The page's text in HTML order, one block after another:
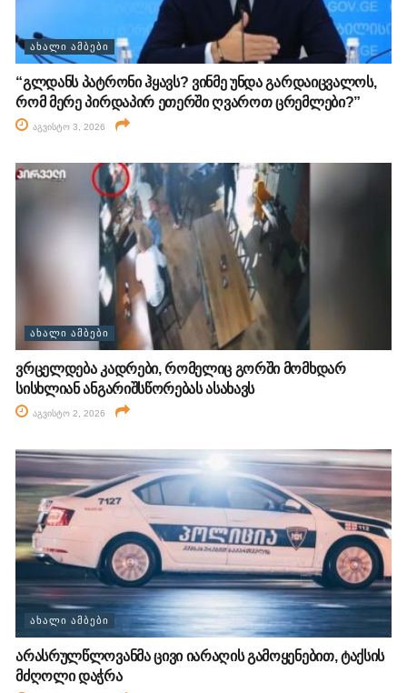
ᲐᲮᲐᲚᲘ ᲐᲛᲑᲔᲑᲘ
“გლდანს პატრონი ჰყავს? ვინმე უნდა გარდაიცვალოს,
რომ მერე პირდაპირ ეთერში ღვაროთ ცრემლები?”
აგვისტო 3, 2026
ᲐᲮᲐᲚᲘ ᲐᲛᲑᲔᲑᲘ
ვრცელდება კადრები, რომელიც გორში მომხდარ
სისხლიან ანგარიშსწორებას ასახავს
აგვისტო 2, 2026
ᲐᲮᲐᲚᲘ ᲐᲛᲑᲔᲑᲘ
არასრულწლოვანმა ცივი იარაღის გამოყენებით, ტაქსის
მძღოლი დაჭრა